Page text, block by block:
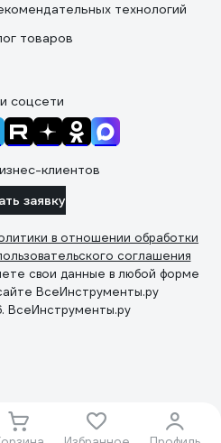
технологий
товаров
соцсети
клиентов
заявку
в отношении обработки
соглашения
свои данные в любой форме
ВсеИнструменты.ру